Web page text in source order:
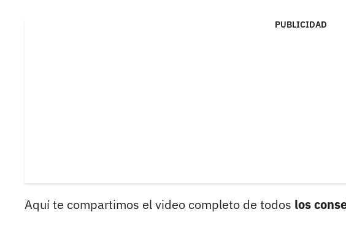
PUBLICIDAD
Aquí te compartimos el video completo de todos los